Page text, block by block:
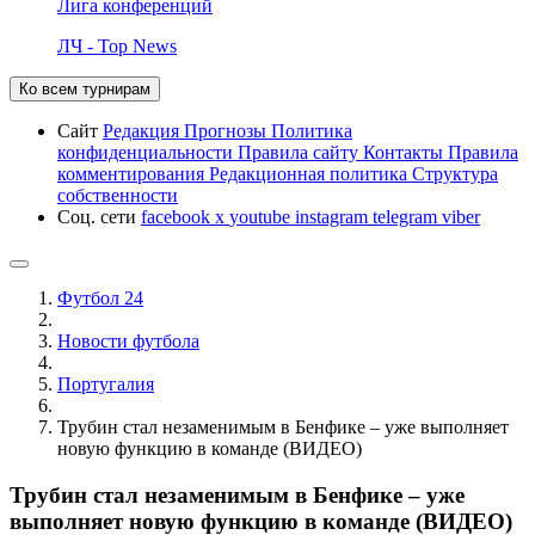
Лига конференций
ЛЧ - Top News
Ко всем турнирам
Сайт Редакция Прогнозы Политика
конфиденциальности Правила сайту Контакты Правила
комментирования Редакционная политика Структура
собственности
Соц. сети facebook x youtube instagram telegram viber
Футбол 24
Новости футбола
Португалия
Трубин стал незаменимым в Бенфике – уже выполняет
новую функцию в команде (ВИДЕО)
Трубин стал незаменимым в Бенфике – уже
выполняет новую функцию в команде (ВИДЕО)